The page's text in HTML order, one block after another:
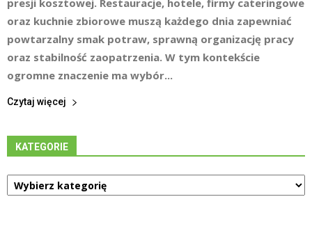
presji kosztowej. Restauracje, hotele, firmy cateringowe
oraz kuchnie zbiorowe muszą każdego dnia zapewniać
powtarzalny smak potraw, sprawną organizację pracy
oraz stabilność zaopatrzenia. W tym kontekście
ogromne znaczenie ma wybór...
Czytaj więcej
KATEGORIE
Kategorie